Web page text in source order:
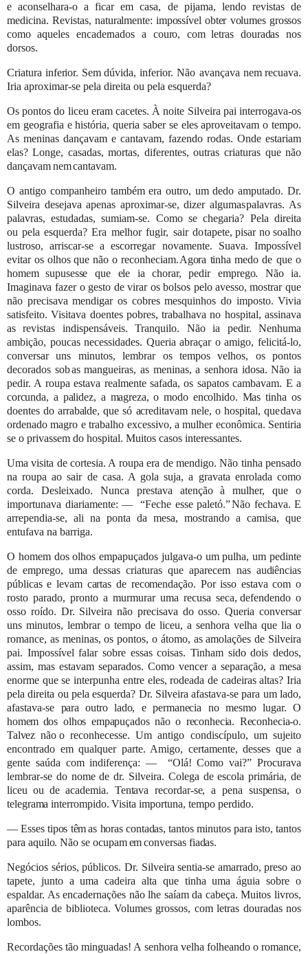
e aconselhara-o a ficar em casa, de pijama, lendo revistas de
medicina. Revistas, naturalmente: impossível obter volumes grossos
como aqueles encadernados a couro, com letras douradas
nos
dorsos.
Criatura inferior. Sem dúvida, inferior. Não avançava nem recuava.
Iria aproximar-se pela direita ou pela esquerda?
Os pontos do liceu eram cacetes. À noite Silveira pai interrogava-os
em geografia e história, queria saber se eles aproveitavam o tempo.
As meninas dançavam e cantavam, fazendo rodas. Onde estariam
elas? Longe, casadas, mortas, diferentes, outras criaturas que não
dançavamnemcantavam.
O antigo companheiro também era outro, um dedo amputado. Dr.
Silveira desejava apenas aproximar-se, dizer algumaspalavras. As
palavras, estudadas, sumiam-se. Como se chegaria? Pela direita
ou pela esquerda? Era melhor fugir, sair dotapete, pisar no soalho
lustroso, arriscar-se a escorregar novamente. Suava. Impossível
evitar os olhos que não o reconheciam.Agora tinha medo de que o
homem supusesse que ele ia chorar, pedir emprego. Não
ia.
Imaginava fazer o gesto de virar osbolsos pelo avesso, mostrar que
não precisava mendigar os cobres mesquinhos do imposto. Vivia
satisfeito. Visitava doentes pobres, trabalhava no hospital, assinava
as revistas indispensáveis. Tranquilo. Não ia pedir. Nenhuma
ambição, poucas necessidades. Queria abraçar o amigo, felicitá-lo,
conversar uns minutos, lembrar os tempos velhos, os pontos
decorados sobas mangueiras, as meninas, a senhora idosa. Não ia
pedir. A roupa estava realmente safada, os sapatos cambavam. E a
corcunda, a palidez, a magreza, o modo encolhido. Mas tinha os
doentes do arrabalde, que só acreditavam nele, o hospital, quedava
ordenado magro e trabalho excessivo, a mulher econômica. Sentiria
se o privassem do hospital. Muitos casos interessantes.
Uma visita de cortesia. A roupa era de mendigo. Não tinha pensado
na roupa ao sair de casa. A gola suja, a gravata enrolada como
corda. Desleixado. Nunca prestava atenção à mulher, que o
importunava diariamente: —
“Feche esse paletó.”Não fechava. E
arrependia-se, ali na ponta da mesa, mostrando a camisa, que
entufava na barriga.
O homem dos olhos empapuçados julgava-o um pulha, um pedinte
de emprego, uma dessas criaturas que aparecem nas audiências
públicas e levam cartas de recomendação. Por isso estava com o
rosto parado, pronto a murmurar uma recusa seca, defendendo o
osso roído. Dr. Silveira não precisava do osso. Queria conversar
uns minutos, lembrar o tempo de liceu, a senhora velha que lia o
romance, as meninas, os pontos, o átomo, as amolações de Silveira
pai. Impossível falar sobre essas coisas. Tinham sido dois dedos,
assim, mas estavam separados. Como vencer a separação, a mesa
enorme que se interpunha entre eles, rodeada de cadeiras altas? Iria
pela direita ou pela esquerda? Dr. Silveira afastava-se para um lado,
afastava-se para outro lado, e permanecia no mesmo lugar. O
homem dos olhos empapuçados não o reconhecia. Reconhecia-o.
Talvez não o reconhecesse. Um antigo condiscípulo, um sujeito
encontrado em qualquer parte. Amigo, certamente, desses que a
gente saúda com indiferença: —
“Olá! Como vai?” Procurava
lembrar-se do nome de dr. Silveira. Colega de escola primária, de
liceu ou de academia. Tentava recordar-se, a pena suspensa, o
telegrama interrompido. Visita importuna, tempo perdido.
—Esses tipos têmas horas contadas, tantos minutos para isto, tantos
para aquilo. Não se ocupamemconversas fiadas.
Negócios sérios, públicos. Dr. Silveira sentia-se amarrado, preso ao
tapete, junto a uma cadeira alta que tinha uma águia
sobre o
espaldar. As encadernações não lhe saíam da cabeça. Muitos livros,
aparência de biblioteca. Volumes grossos, com letras douradas nos
lombos.
Recordações tão minguadas! A senhora velha folheando o romance,